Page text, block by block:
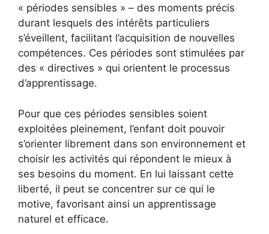
« périodes sensibles » – des moments précis
durant lesquels des intérêts particuliers
s’éveillent, facilitant l’acquisition de nouvelles
compétences. Ces périodes sont stimulées par
des « directives » qui orientent le processus
d’apprentissage.
Pour que ces périodes sensibles soient
exploitées pleinement, l’enfant doit pouvoir
s’orienter librement dans son environnement et
choisir les activités qui répondent le mieux à
ses besoins du moment. En lui laissant cette
liberté, il peut se concentrer sur ce qui le
motive, favorisant ainsi un apprentissage
naturel et efficace.